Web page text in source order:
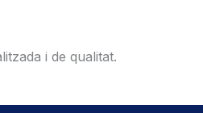
i de qualitat.